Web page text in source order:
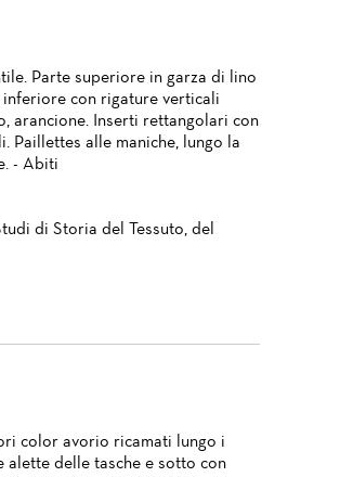
Parte superiore in garza di lino
inferiore con rigature verticali
arancione. Inserti rettangolari con
Paillettes alle maniche, lungo la
- Abiti
di Storia del Tessuto, del
color avorio ricamati lungo i
delle tasche e sotto con